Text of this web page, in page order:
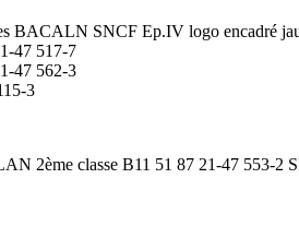
BACALN SNCF Ep.IV logo encadré
47 517-7
47 562-3
3
2ème classe B11 51 87 21-47 553-2